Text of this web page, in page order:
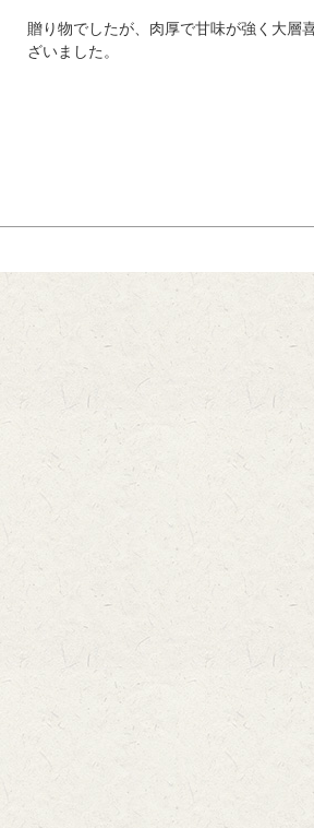
贈り物でしたが、肉厚で甘味が強く大層
ざいました。